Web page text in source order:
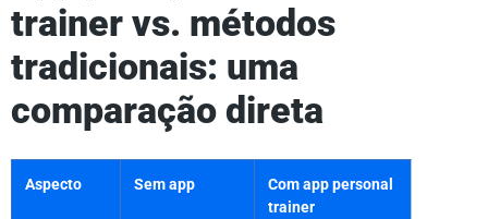
trainer vs. métodos
tradicionais: uma
comparação direta
Aspecto Sem app
Com app personal
trainer